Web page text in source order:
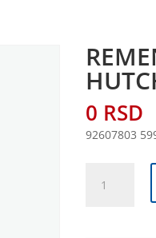
0 RSD
92607803
1233J5